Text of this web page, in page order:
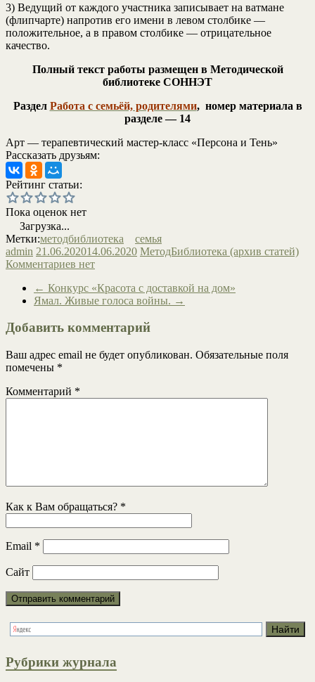
3) Ведущий от каждого участника записывает на ватмане
(флипчарте) напротив его имени в левом столбике —
положительное, а в правом столбике — отрицательное
качество.
Полный текст работы размещен в Методической
библиотеке СОННЭТ
Раздел Работа с семьёй, родителями, номер материала в
разделе — 14
Арт — терапевтический мастер-класс «Персона и Тень»
Рассказать друзьям:
Рейтинг статьи:
Пока оценок нет
Загрузка...
Метки:методбиблиотека
семья
admin 21.06.202014.06.2020 МетодБиблиотека (архив статей)
Комментариев нет
← Конкурс «Красота с доставкой на дом»
Ямал. Живые голоса войны. →
Добавить комментарий
Ваш адрес email не будет опубликован. Обязательные поля
помечены *
Комментарий *
Как к Вам обращаться? *
Email *
Сайт
Рубрики журнала